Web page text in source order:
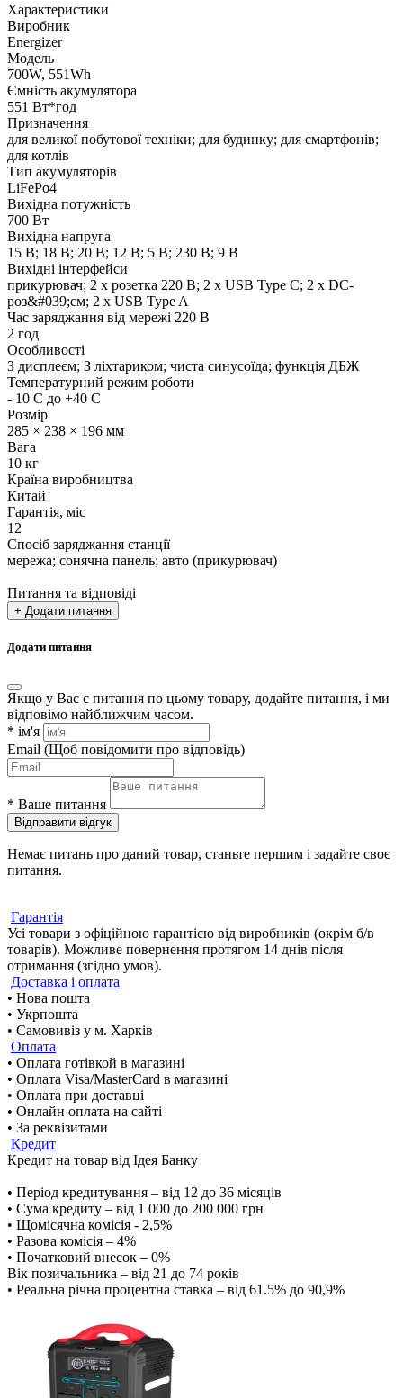
Характеристики
Виробник
Energizer
Модель
700W, 551Wh
Ємність акумулятора
551 Вт*год
Призначення
для великої побутової техніки; для будинку; для смартфонів;
для котлів
Тип акумуляторів
LiFePo4
Вихідна потужність
700 Вт
Вихідна напруга
15 В; 18 В; 20 В; 12 В; 5 В; 230 В; 9 В
Вихідні інтерфейси
прикурювач; 2 х розетка 220 В; 2 x USB Type C; 2 x DC-
роз&#039;єм; 2 x USB Type A
Час заряджання від мережі 220 В
2 год
Особливості
З дисплеєм; З ліхтариком; чиста синусоїда; функція ДБЖ
Температурний режим роботи
- 10 С до +40 С
Розмір
285 × 238 × 196 мм
Вага
10 кг
Країна виробництва
Китай
Гарантія, міс
12
Спосіб заряджання станції
мережа; сонячна панель; авто (прикурювач)
Питання та відповіді
+ Додати питання
Додати питання
Якщо у Вас є питання по цьому товару, додайте питання, і ми
відповімо найближчим часом.
* ім'я
Email (Щоб повідомити про відповідь)
* Ваше питання
Відправити відгук
Немає питань про даний товар, станьте першим і задайте своє
питання.
Гарантія
Усі товари з офіційною гарантією від виробників (окрім б/в
товарів). Можливе повернення протягом 14 днів після
отримання (згідно умов).
Доставка і оплата
• Нова пошта
• Укрпошта
• Самовивіз у м. Харків
Оплата
• Оплата готівкой в магазині
• Оплата Visa/MasterCard в магазині
• Оплата при доставці
• Онлайн оплата на сайті
• За реквізитами
Кредит
Кредит на товар від Ідея Банку
• Період кредитування – від 12 до 36 місяців
• Сума кредиту – від 1 000 до 200 000 грн
• Щомісячна комісія - 2,5%
• Разова комісія – 4%
• Початковий внесок – 0%
Вік позичальника – від 21 до 74 років
• Реальна річна процентна ставка – від 61.5% до 90,9%